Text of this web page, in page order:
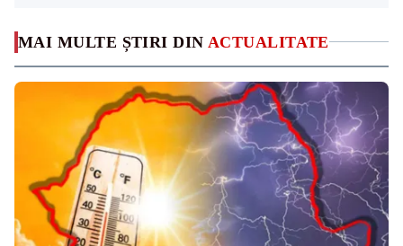
MAI MULTE ȘTIRI DIN ACTUALITATE